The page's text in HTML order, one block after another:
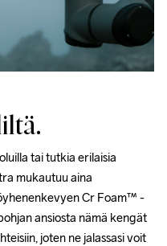
tai tutkia erilaisia
mukautuu aina
Cr Foam™ -
ansiosta nämä kengät
joten ne jalassasi voit